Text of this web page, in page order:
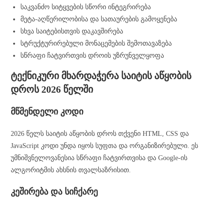
საკვანძო სიტყვების სწორი ინტეგრირება
მეტა-აღწერილობისა და სათაურების გამოყენება
სხვა საიტებისთვის დაკავშირება
სტრუქტურირებული მონაცემების შემოთავაზება
სწრაფი ჩატვირთვის დროის უზრუნველყოფა
ტექნიკური მხარდაჭერა საიტის აწყობის
დროს 2026 წელში
მწმენდელი კოდი
2026 წელს საიტის აწყობის დროს თქვენი HTML, CSS და
JavaScript კოდი უნდა იყოს სუფთა და ორგანიზირებული. ეს
უმნიშვნელოვანესია სწრაფი ჩატვირთვისა და Google-ის
ალგორიტმის ახსნის თვალსაზრისით.
კეშირება და სიჩქარე